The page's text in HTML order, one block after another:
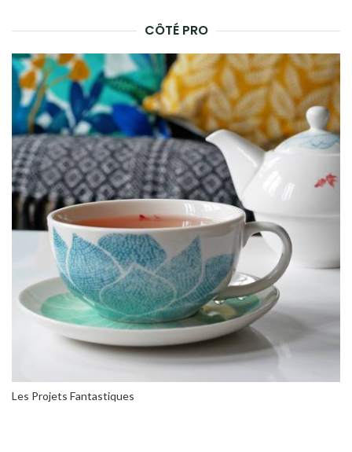
CÔTÉ PRO
Les Projets Fantastiques